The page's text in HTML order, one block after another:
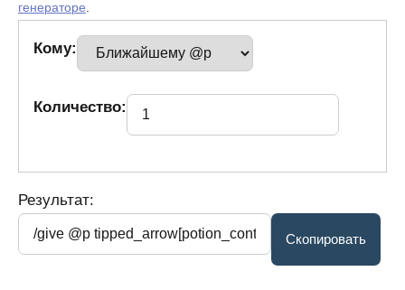
генераторе.
Кому:
Количество:
Результат: